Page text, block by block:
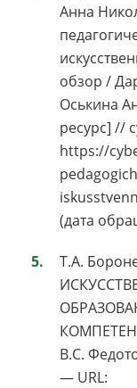
Анна
обзор /
Оськина
ресурс] //
https://
(дата
Т.А.
В.С.
— URL: